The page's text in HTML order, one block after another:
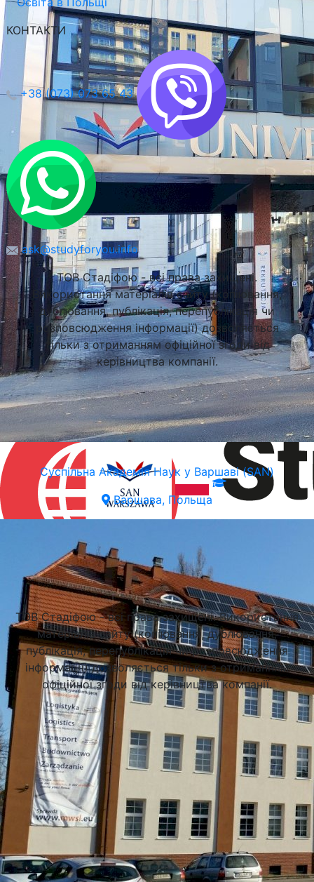
Суспільна Академія Наук у Варшаві (SAN)
Варшава, Польща
КОНТАКТИ
+38 (073) 073 65 43
ask@studyforyou.info
ТОВ Стадіфою - всі права захищені.
Використання матеріалів сайту (копіювання,
дублювання, публікація, перепублікація чи
розповсюдження інформації) дозволяється
тільки з отриманням офіційної згоди від
керівництва компанії.
Підібрати університет
ТОВ Стадіфою - всі права захищені. Використання
матеріалів сайту (копіювання, дублювання,
публікація, перепублікація чи розповсюдження
інформації) дозволяється тільки з отриманням
офіційної згоди від керівництва компанії.